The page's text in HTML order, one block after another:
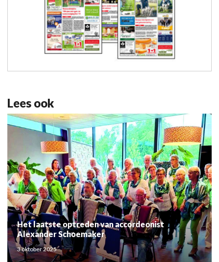
Lees ook
Het laatste optreden van accordeonist
Alexander Schoemaker
3 oktober 2025